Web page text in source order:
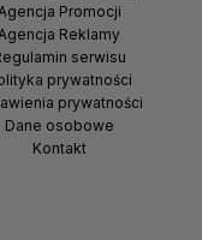
Agencja Promocji
Agencja Reklamy
serwisu
prywatności
prywatności
Dane osobowe
Kontakt